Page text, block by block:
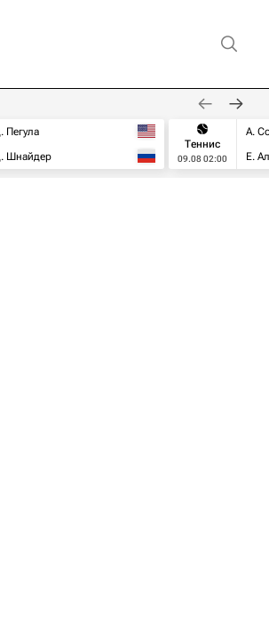
Пегула
Шнайдер
Теннис
09.08 02:00
А.
Е.